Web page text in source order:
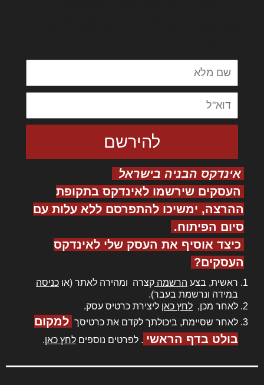
אינדקס הבניה בישראל
העסקים שירשמו לאינדקס בתקופת
ההרצה, ימשיכו להתפרסם ללא עלות עם
סיום הפיתוח.
כיצד אוסיף את העסק שלי לאינדקס
העסקים?
ראשית, בצע הרשמה קצרה ומהירה לאתר (או כניסה
במידה ונרשמת בעבר).
לאחר מכן, לחץ כאן ליצירת כרטיס עסק.
לאחר שסיימת, ביכולתך לקדם את כרטיסך למקום
בולט בדף הראשי . לפרטים נוספים לחץ כאן.